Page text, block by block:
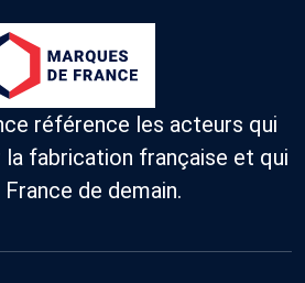
référence les acteurs qui
fabrication française et qui
de demain.